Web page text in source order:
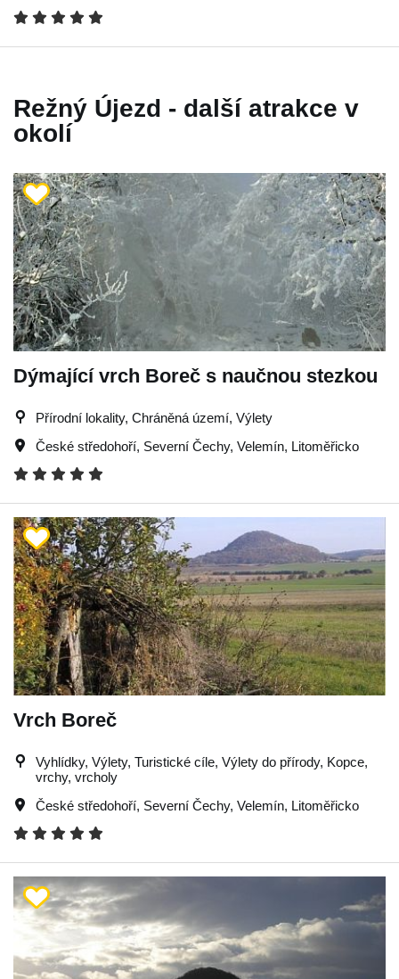
Režný Újezd - další atrakce v
okolí
Dýmající vrch Boreč s naučnou stezkou
Přírodní lokality, Chráněná území, Výlety
České středohoří, Severní Čechy, Velemín, Litoměřicko
Vrch Boreč
Vyhlídky, Výlety, Turistické cíle, Výlety do přírody, Kopce,
vrchy, vrcholy
České středohoří, Severní Čechy, Velemín, Litoměřicko